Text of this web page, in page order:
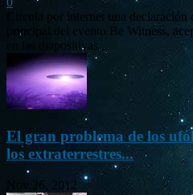
Circula por internet una
principal del evento Be Witness,
en las diapositivas...
El gran problema de los
los extraterrestres...
Nov 26, 2012